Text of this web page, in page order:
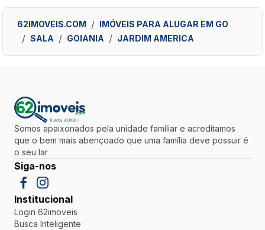
62IMOVEIS.COM
IMÓVEIS PARA ALUGAR EM GO
SALA
GOIANIA JARDIM AMERICA
Somos apaixonados pela unidade familiar e acreditamos
que o bem mais abençoado que uma família deve possuir é
o seu lar
Siga-nos
Institucional
Login 62imoveis
Busca Inteligente